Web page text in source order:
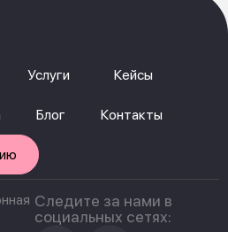
Услуги Кейсы
Блог Контакты
Следите за нами в
социальных сетях: